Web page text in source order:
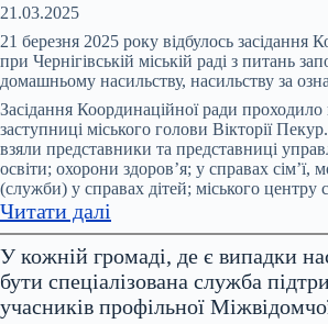
«На
захисті
прав
людини:
стан,
дії,
виклики.
Чернігівщина»
21.03.2025
21 березня 2025 року відбулось засідання
при Чернігівській міській раді з питань
домашньому насильству, насильству за
Засідання Координаційної ради
заступниці міського голови Вікторії
взяли представники та представниці
освіти; охорони здоров’я; у справах сім’ї,
(служби) у справах дітей; міського центру
Читати далі
З
початку
2025
року
У кожній громаді, де є випадки
бути спеціалізована служба
учасників профільної